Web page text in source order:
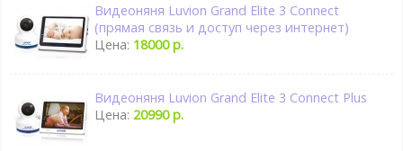
Видеоняня Luvion Grand Elite 3 Connect
(прямая связь и доступ через интернет)
Цена: 18000 р.
Видеоняня Luvion Grand Elite 3 Connect Plus
Цена: 20990 р.